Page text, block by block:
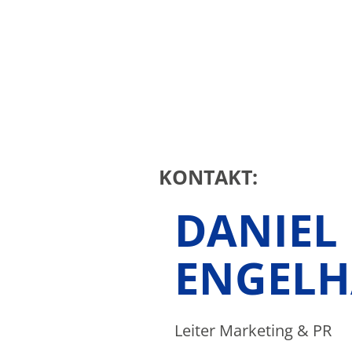
KONTAKT:
DANIEL
Leiter Marketing & PR